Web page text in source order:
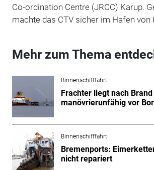
Co-ordination Centre (JRCC) Karup.
machte das CTV sicher im Hafen von
Mehr zum Thema
Binnenschifffahrt
Frachter liegt nach Brand
manövrierunfähig vor
Binnenschifffahrt
Bremenports:
nicht repariert